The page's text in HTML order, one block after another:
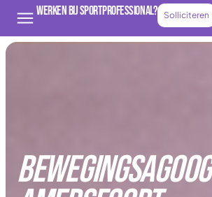
Werken bij Sportprofessional? Solliciteren
Bewegingsagoog